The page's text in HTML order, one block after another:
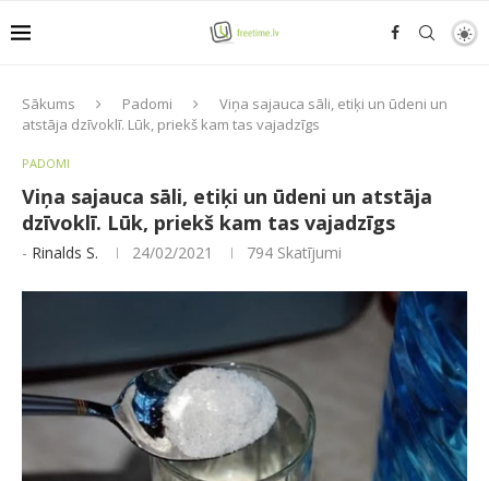
Sākums Padomi
Viņa sajauca sāli, etiķi un ūdeni un
atstāja dzīvoklī. Lūk, priekš kam tas vajadzīgs
PADOMI
Viņa sajauca sāli, etiķi un ūdeni un atstāja
dzīvoklī. Lūk, priekš kam tas vajadzīgs
- Rinalds S. 24/02/2021 794 Skatījumi